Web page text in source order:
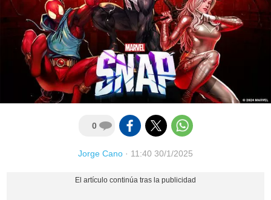
0
Jorge Cano · 11:40 30/1/2025